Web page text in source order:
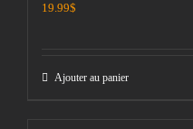
19.99$
Ajouter au panier